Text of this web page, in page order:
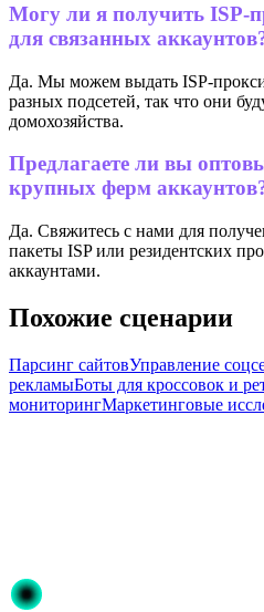
Могу ли я получить ISP-
для связанных
Да. Мы можем выдать ISP-
разных подсетей, так что они
домохозяйства.
Предлагаете ли вы
крупных ферм
Да. Свяжитесь с нами для
пакеты ISP или резидентских
аккаунтами.
Похожие сценарии
Парсинг сайтовУправление
рекламыБоты для кроссовок и
мониторингМаркетинговые
Начать